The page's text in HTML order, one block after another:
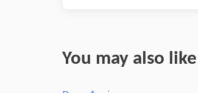
You may also like